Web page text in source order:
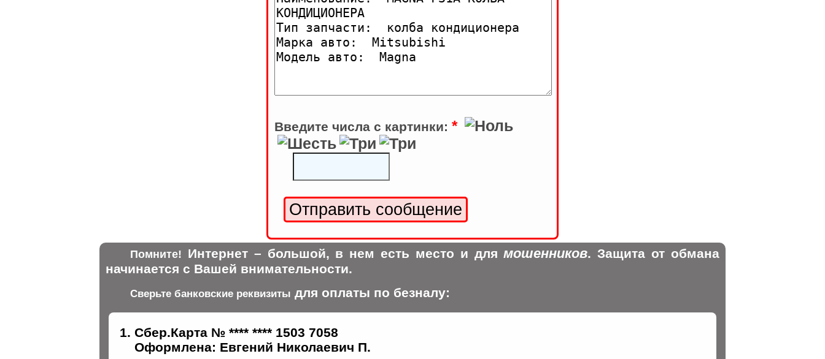
Введите числа с картинки: *
Помните! Интернет – большой, в нем есть место и длямошенников. Защита от обмана
начинается с Вашей внимательности.
Сверьте банковские реквизиты для оплаты по безналу:
Сбер.Карта № **** **** 1503 7058
Оформлена: Евгений Николаевич П.